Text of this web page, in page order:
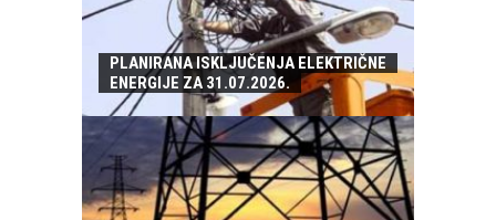
PLANIRANA ISKLJUČENJA ELEKTRIČNE
ENERGIJE ZA 31.07.2026.